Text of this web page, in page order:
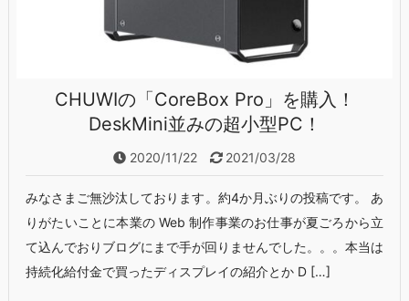
CHUWIの「CoreBox Pro」を購入！
DeskMini並みの超小型PC！
2020/11/22 2021/03/28
みなさまご無沙汰しております。約4か月ぶりの投稿です。 あ
りがたいことに本業の Web 制作事業のお仕事が夏ごろから立
て込んでおりブログにまで手が回りませんでした。。。本当は
持続化給付金で買ったディスプレイの紹介とか D […]